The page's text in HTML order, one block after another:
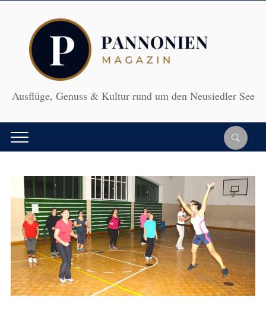
Ausflüge, Genuss & Kultur rund um den Neusiedler See